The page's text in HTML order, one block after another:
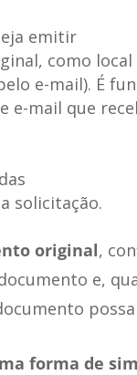
emitir
como local
e-mail). É
e-mail que
solicitação.
original,
e,
forma de